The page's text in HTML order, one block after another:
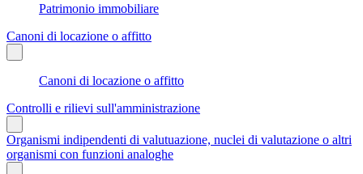
Patrimonio immobiliare
Canoni di locazione o affitto
Canoni di locazione o affitto
Controlli e rilievi sull'amministrazione
Organismi indipendenti di valutuazione, nuclei di valutazione o altri
organismi con funzioni analoghe